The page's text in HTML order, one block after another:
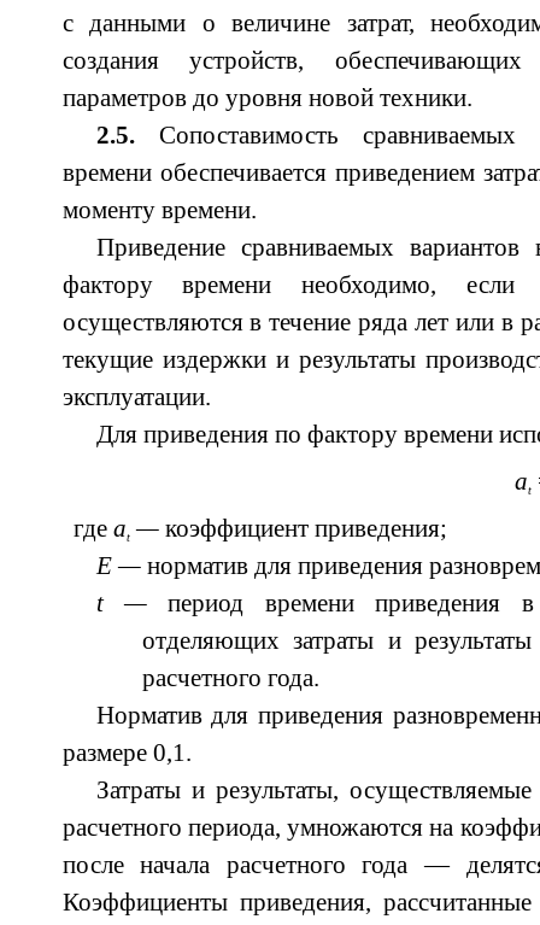
с данными о величине затрат,
создания устройств,
параметров до уровня новой техники.
2.5.Сопоставимость сравниваемых
времени обеспечивается приведением
моменту времени.
Приведение сравниваемых
фактору времени необходимо, если
осуществляются в течение ряда лет или в
текущие издержки и результаты
эксплуатации.
Для приведения по фактору времени
аt
где аt — коэффициент приведения;
Е — норматив для приведения
t —период времени приведения
отделяющих затраты и
расчетного года.
Норматив для приведения
размере 0,1.
Затраты и результаты,
расчетного периода, умножаются на
после начала расчетного года —
Коэффициенты приведения,